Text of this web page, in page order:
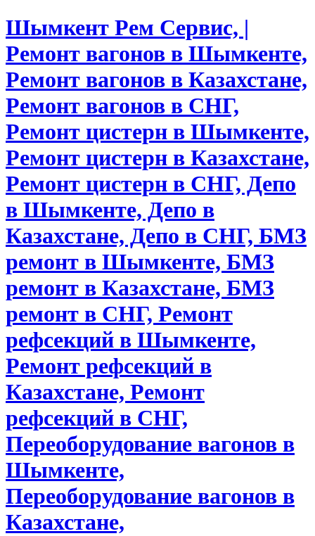
Шымкент Рем Сервис, |
Ремонт вагонов в Шымкенте,
Ремонт вагонов в Казахстане,
Ремонт вагонов в СНГ,
Ремонт цистерн в Шымкенте,
Ремонт цистерн в Казахстане,
Ремонт цистерн в СНГ, Депо
в Шымкенте, Депо в
Казахстане, Депо в СНГ, БМЗ
ремонт в Шымкенте, БМЗ
ремонт в Казахстане, БМЗ
ремонт в СНГ, Ремонт
рефсекций в Шымкенте,
Ремонт рефсекций в
Казахстане, Ремонт
рефсекций в СНГ,
Переоборудование вагонов в
Шымкенте,
Переоборудование вагонов в
Казахстане,